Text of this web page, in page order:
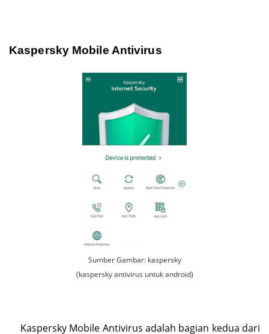
Kaspersky Mobile Antivirus
Sumber Gambar: kaspersky
(kaspersky antivirus untuk android)
Kaspersky Mobile Antivirus adalah bagian kedua dari